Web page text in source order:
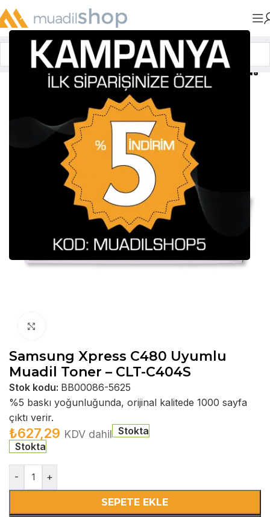
Anasayfa»Muadil Tonerler
Samsung Xpress C480 Uyumlu
Muadil Toner – CLT-C404S
Stok kodu: BB00086-5625
%5 baskı yoğunluğunda, orijinal kalitede 1000 sayfa
çıktı verir.
₺627,29 KDV dahil Stokta
Stokta
- +
SEPETE EKLE